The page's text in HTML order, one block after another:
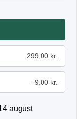
299,00 kr.
-9,00 kr.
august